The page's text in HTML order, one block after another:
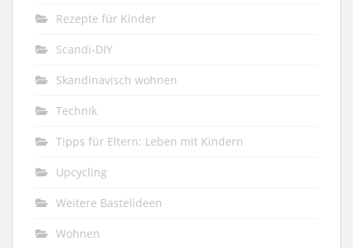
Rezepte für Kinder
Scandi-DIY
Skandinavisch wohnen
Technik
Tipps für Eltern: Leben mit Kindern
Upcycling
Weitere Bastelideen
Wohnen